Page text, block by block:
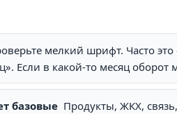
мелкий шрифт. Часто
Если в какой-то месяц
базовые Продукты, ЖКХ,